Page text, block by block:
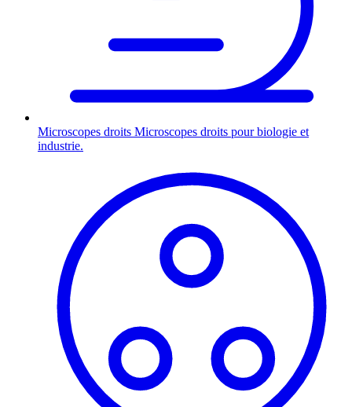
Microscopes droits Microscopes droits pour biologie et
industrie.